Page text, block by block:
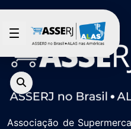
Skip to Main Content
Associação de